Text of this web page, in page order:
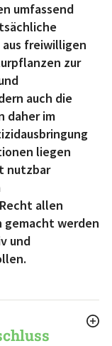
umfassend
freiwilligen
zur
auch die
daher im
liegen
nutzbar
allen
gemacht werden
und